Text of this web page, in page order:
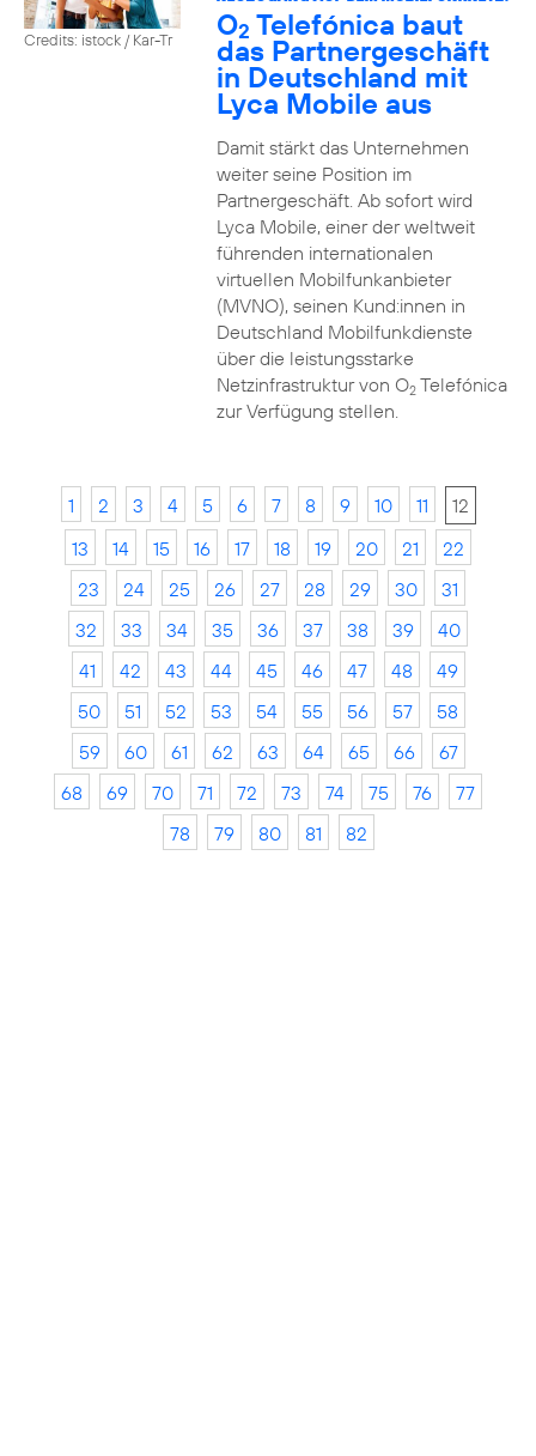
Credits: istock / Kar-Tr O2 Telefónica baut
das Partnergeschäft
in Deutschland mit
Lyca Mobile aus
Damit stärkt das Unternehmen
weiter seine Position im
Partnergeschäft. Ab sofort wird
Lyca Mobile, einer der weltweit
führenden internationalen
virtuellen Mobilfunkanbieter
(MVNO), seinen Kund:innen in
Deutschland Mobilfunkdienste
über die leistungsstarke
Netzinfrastruktur von O2Telefónica
zur Verfügung stellen.
1 2 3 4 5 6 7 8 9 10 11
12
13
14 15 16 17 18 19 20 21
22
23
24 25 26 27 28 29 30
31
32
33 34 35 36 37 38 39
40
41
42 43 44 45 46 47 48
49
50
51 52 53 54 55 56 57
58
59
60 61 62 63 64 65 66
67
68
69 70 71 72 73 74 75 76
77
78
79 80 81 82